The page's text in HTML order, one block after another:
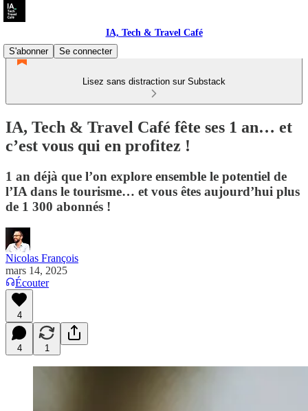
IA, Tech & Travel Café
S'abonner
Se connecter
Lisez sans distraction sur Substack
IA, Tech & Travel Café fête ses 1 an… et
c’est vous qui en profitez !
1 an déjà que l’on explore ensemble le potentiel de
l’IA dans le tourisme… et vous êtes aujourd’hui plus
de 1 300 abonnés !
Nicolas François
mars 14, 2025
Écouter
4
4 1